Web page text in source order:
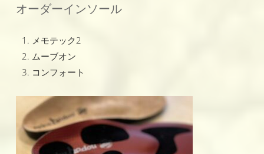
オーダーインソール
メモテック2
ムーブオン
コンフォート